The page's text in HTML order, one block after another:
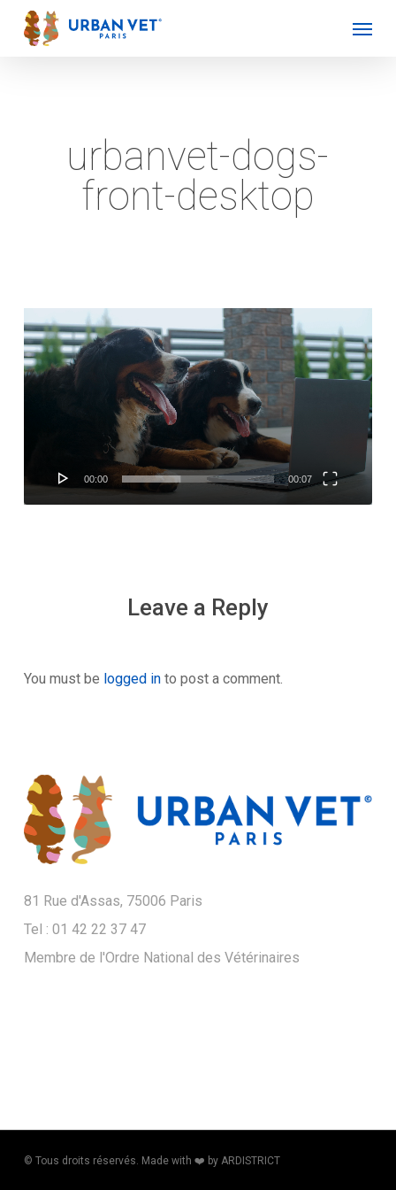
Skip
urbanvet-dogs-
front-desktop
Lecteur
vidéo
00:00 00:07
Leave a Reply
You must be logged into post a comment.
81 Rue d'Assas, 75006 Paris
Tel : 01 42 22 37 47
Membre de l'Ordre National des Vétérinaires
© Tous droits réservés. Made with ❤️​ by ARDISTRICT